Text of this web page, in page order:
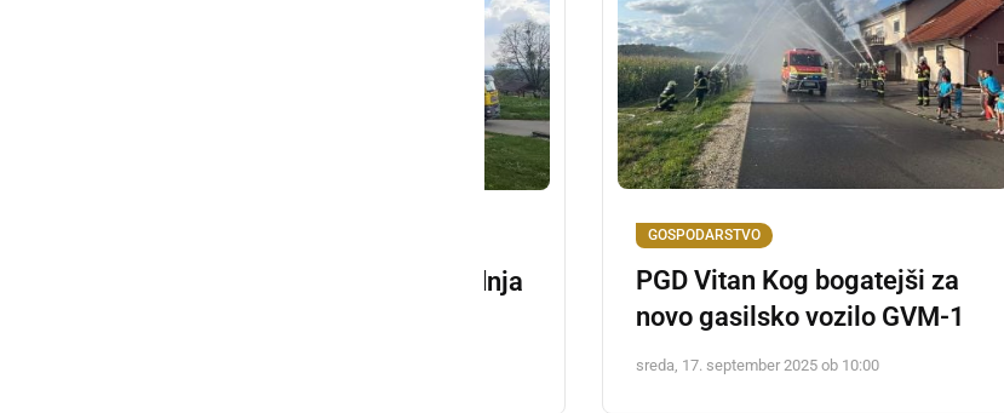
Na Kogu se je pričela gradnja
GOSPODARSTVO
PGD Vitan Kog bogatejši za
novo gasilsko vozilo GVM-1
sreda, 17. september 2025 ob 10:00